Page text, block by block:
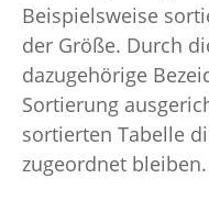
Beispielsweise
der Größe. Durch
dazugehörige
Sortierung
sortierten Tabelle
zugeordnet bleiben.